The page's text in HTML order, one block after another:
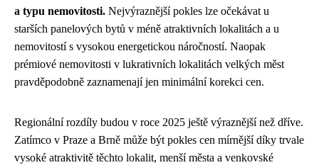
a typu nemovitosti. Nejvýraznější pokles lze očekávat u
starších panelových bytů v méně atraktivních lokalitách a u
nemovitostí s vysokou energetickou náročností. Naopak
prémiové nemovitosti v lukrativních lokalitách velkých měst
pravděpodobně zaznamenají jen minimální korekci cen.
Regionální rozdíly budou v roce 2025 ještě výraznější než dříve.
Zatímco v Praze a Brně může být pokles cen mírnější díky trvale
vysoké atraktivitě těchto lokalit, menší města a venkovské